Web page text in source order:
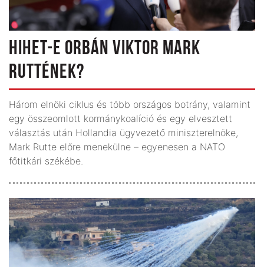
HIHET-E ORBÁN VIKTOR MARK
RUTTÉNEK?
Három elnöki ciklus és több országos botrány, valamint
egy összeomlott kormánykoalíció és egy elvesztett
választás után Hollandia ügyvezető miniszterelnöke,
Mark Rutte előre menekülne – egyenesen a NATO
főtitkári székébe.